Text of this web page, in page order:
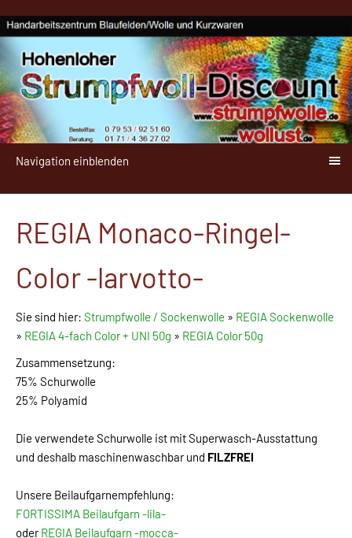
Navigation einblenden
REGIA Monaco-Ringel-
Color -larvotto-
Sie sind hier: Strumpfwolle / Sockenwolle » REGIA Sockenwolle
» REGIA 4-fach Color + UNI 50g » REGIA Color 50g
Zusammensetzung:
75% Schurwolle
25% Polyamid
Die verwendete Schurwolle ist mit Superwasch-Ausstattung
und deshalb maschinenwaschbar und FILZFREI
Unsere Beilaufgarnempfehlung:
FORTISSIMA Beilaufgarn -lila-
oderREGIA Beilaufgarn -mocca-